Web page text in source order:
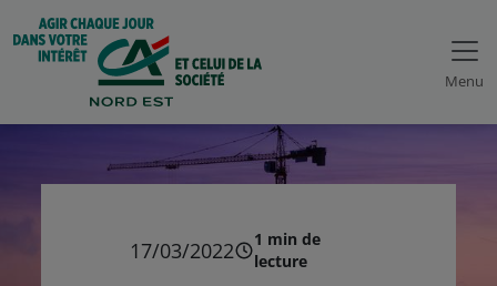
Menu
17/03/2022
1 min de
lecture